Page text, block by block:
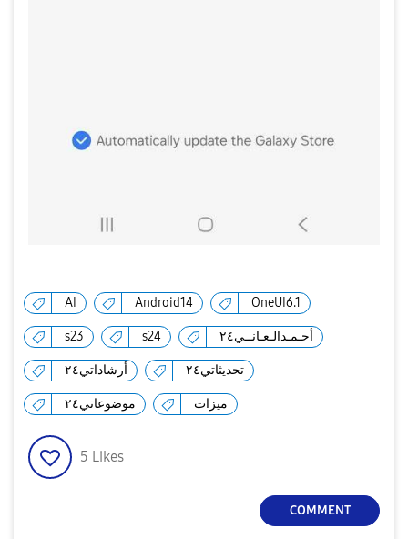
AI Android14 OneUI6.1
s23 s24 أحـمـدالـعـانــي٢٤
أرشاداتي٢٤ تحديثاتي٢٤
موضوعاتي٢٤ ميزات
5 Likes
COMMENT